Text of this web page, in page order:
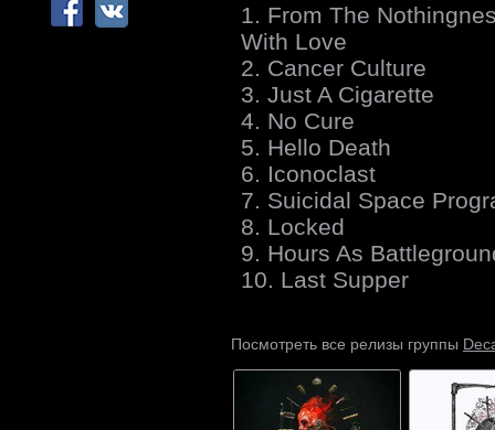
1. From The
With Love
2. Cancer Culture
3. Just A Cigarette
4. No Cure
5. Hello Death
6. Iconoclast
7. Suicidal Space
8. Locked
9. Hours As
10. Last Supper
Посмотреть все релизы группы